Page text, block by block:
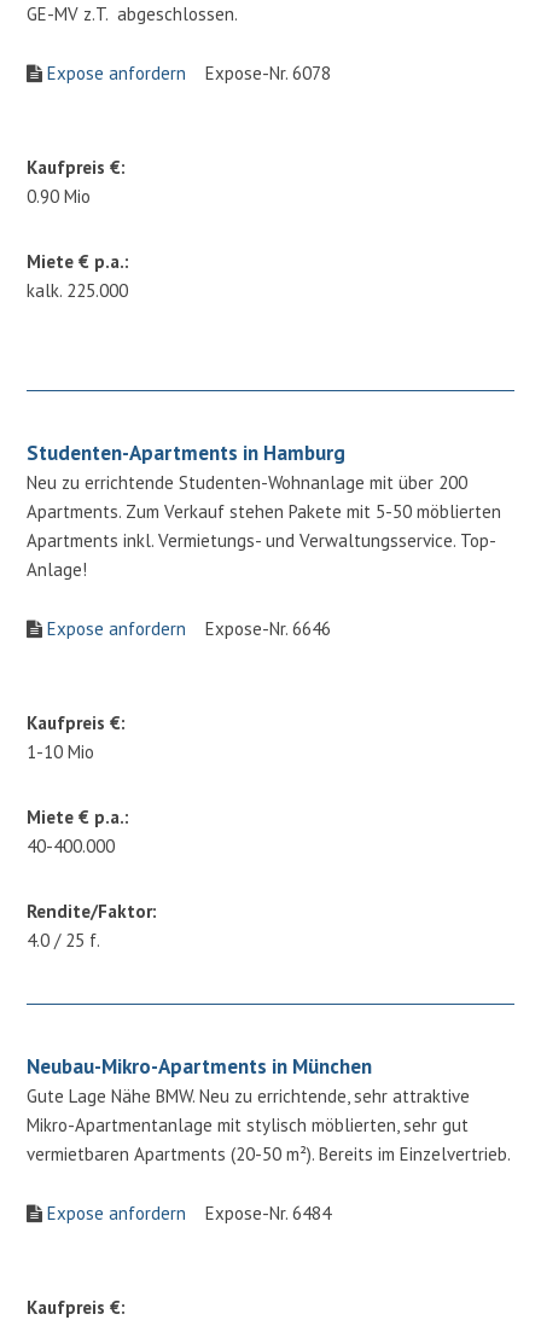
GE-MV z.T. abgeschlossen.
Expose anfordern Expose-Nr. 6078
Kaufpreis €:
0.90 Mio
Miete € p.a.:
kalk. 225.000
Studenten-Apartments in Hamburg
Neu zu errichtende Studenten-Wohnanlage mit über 200
Apartments. Zum Verkauf stehen Pakete mit 5-50 möblierten
Apartments inkl. Vermietungs- und Verwaltungsservice. Top-
Anlage!
Expose anfordern Expose-Nr. 6646
Kaufpreis €:
1-10 Mio
Miete € p.a.:
40-400.000
Rendite/Faktor:
4.0 / 25 f.
Neubau-Mikro-Apartments in München
Gute Lage Nähe BMW. Neu zu errichtende, sehr attraktive
Mikro-Apartmentanlage mit stylisch möblierten, sehr gut
vermietbaren Apartments (20-50 m²). Bereits im Einzelvertrieb.
Expose anfordern Expose-Nr. 6484
Kaufpreis €: